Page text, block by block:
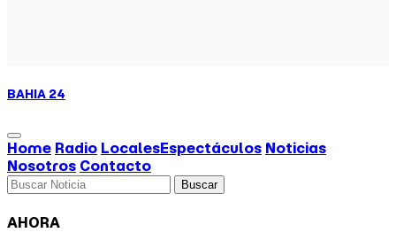
BAHIA 24
Home Radio LocalesEspectáculos Noticias
Nosotros Contacto
Buscar
AHORA